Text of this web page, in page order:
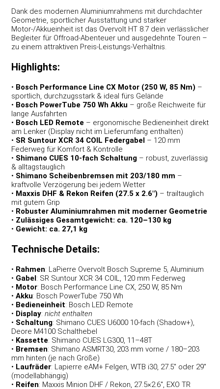
Dank des modernen Aluminiumrahmens mit durchdachter
Geometrie, sportlicher Ausstattung und starker
Motor-/Akkueinheit ist das Overvolt HT 8.7 dein verlässlicher
Begleiter für Offroad-Abenteuer und ausgedehnte Touren –
zu einem attraktiven Preis-Leistungs-Verhältnis.
Highlights:
• Bosch Performance Line CX Motor (250 W, 85 Nm) –
sportlich, durchzugsstark & ideal fürs Gelände
• Bosch PowerTube 750 Wh Akku – große Reichweite für
lange Ausfahrten
• Bosch LED Remote – ergonomische Bedieneinheit direkt
am Lenker (Display nicht im Lieferumfang enthalten)
• SR Suntour XCR 34 COIL Federgabel – 120 mm
Federweg für Komfort & Kontrolle
• Shimano CUES 10-fach Schaltung – robust, zuverlässig
& alltagstauglich
• Shimano Scheibenbremsen mit 203/180 mm –
kraftvolle Verzögerung bei jedem Wetter
• Maxxis DHF & Rekon Reifen (27.5 x 2.6″) – trailtauglich
mit gutem Grip
• Robuster Aluminiumrahmen mit moderner Geometrie
• Zulässiges Gesamtgewicht: ca. 120–130 kg
• Gewicht: ca. 27,1 kg
Technische Details:
• Rahmen: LaPierre Overvolt Bosch Supreme 5, Aluminium
• Gabel: SR Suntour XCR 34 COIL, 120 mm Federweg
• Motor: Bosch Performance Line CX, 250 W, 85 Nm
• Akku: Bosch PowerTube 750 Wh
• Bedieneinheit: Bosch LED Remote
• Display: nicht enthalten
• Schaltung: Shimano CUES U6000 10-fach (Shadow+),
Deore M4100 Schalthebel
• Kassette: Shimano CUES LG300, 11–48T
• Bremsen: Shimano ASMRT30, 203 mm vorne / 180–203
mm hinten (je nach Größe)
• Laufräder: Lapierre eAM+ Felgen, WTB i30, 27.5″ oder 29″
(modellabhängig)
• Reifen: Maxxis Minion DHF / Rekon, 27.5×2.6″, EXO TR